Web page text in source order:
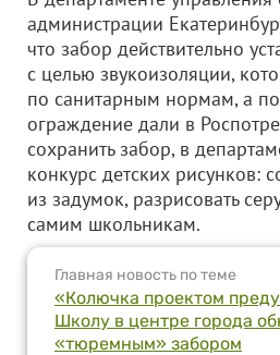
администрации
что забор действительно
с целью звукоизоляции,
по санитарным нормам, а
ограждение дали в
сохранить забор, в
конкурс детских рисунков:
из задумок, разрисовать
самим школьникам.
Главная новость по теме
«Колючка проектом
Школу в центре города
«тюремным» забором